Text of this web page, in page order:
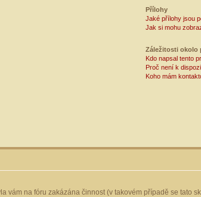
Přílohy
Jaké přílohy jsou
Jak si mohu
Záležitosti okolo
Kdo napsal tento
Proč není k
Koho mám
na fóru zakázána činnost (v takovém případě se tato